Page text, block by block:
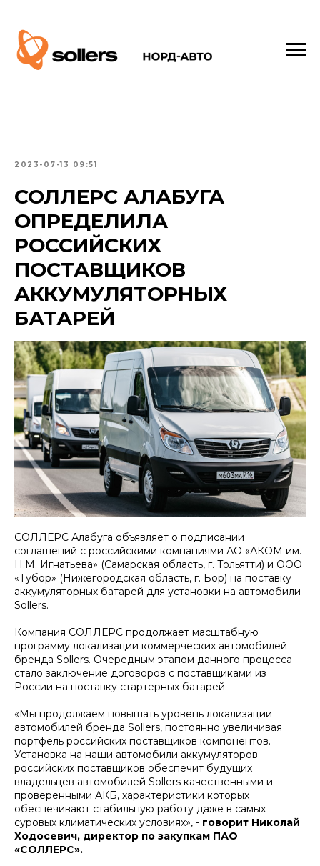
2023-07-13 09:51
СОЛЛЕРС АЛАБУГА
ОПРЕДЕЛИЛА
РОССИЙСКИХ
ПОСТАВЩИКОВ
АККУМУЛЯТОРНЫХ
БАТАРЕЙ
СОЛЛЕРС Алабуга объявляет о подписании
соглашений с российскими компаниями АО «АКОМ им.
Н.М. Игнатьева» (Самарская область, г. Тольятти) и ООО
«Тубор» (Нижегородская область, г. Бор) на поставку
аккумуляторных батарей для установки на автомобили
Sollers.
Компания СОЛЛЕРС продолжает масштабную
программу локализации коммерческих автомобилей
бренда Sollers. Очередным этапом данного процесса
стало заключение договоров с поставщиками из
России на поставку стартерных батарей.
«Мы продолжаем повышать уровень локализации
автомобилей бренда Sollers, постоянно увеличивая
портфель российских поставщиков компонентов.
Установка на наши автомобили аккумуляторов
российских поставщиков обеспечит будущих
владельцев автомобилей Sollers качественными и
проверенными АКБ, характеристики которых
обеспечивают стабильную работу даже в самых
суровых климатических условиях», - говорит Николай
Ходосевич, директор по закупкам ПАО
«СОЛЛЕРС».